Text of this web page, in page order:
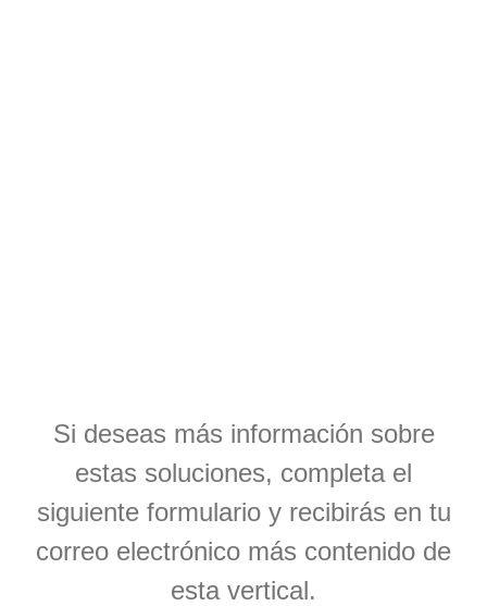
Si deseas más información sobre
estas soluciones, completa el
siguiente formulario y recibirás en tu
correo electrónico más contenido de
esta vertical.